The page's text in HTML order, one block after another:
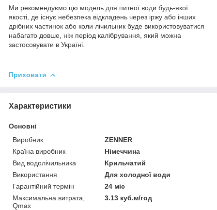
Ми рекомендуємо цю модель для питної води будь-якої
якості, де існує небезпека відкладень через іржу або інших
дрібних частинок або коли лічильник буде використовуватися
набагато довше, ніж період калібрування, який можна
застосовувати в Україні.
Приховати
Характеристики
Основні
Виробник
ZENNER
Країна виробник
Німеччина
Вид водолічильника
Крильчатий
Використання
Для холодної води
Гарантійний термін
24 міс
Максимальна витрата,
Qmax
3.13 куб.м/год